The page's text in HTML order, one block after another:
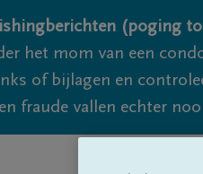
(poging
het mom van een
of bijlagen en
fraude vallen echter